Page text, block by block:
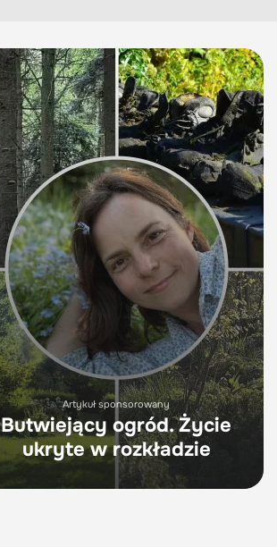
Artykuł sponsorowany
Butwiejący ogród. Życie
ukryte w rozkładzie